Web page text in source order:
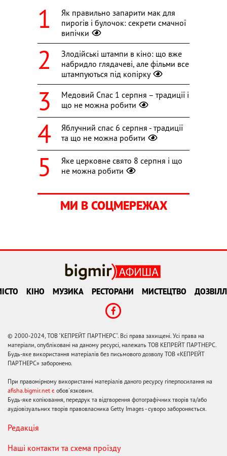
Як правильно запарити мак для
пирогів і булочок: секрети смачної
випічки
Злодійські штампи в кіно: що вже
набридло глядачеві, але фільми все
штампуються під копірку
Медовий Спас 1 серпня – традиції і
що не можна робити
Яблучний спас 6 серпня - традиції
та що не можна робити
Яке церковне свято 8 серпня і що
не можна робити
МИ В СОЦМЕРЕЖАХ
КІНО МУЗИКА РЕСТОРАНИ МИСТЕЦТВО
© 2000-2024, ТОВ "КЕПРЕЙТ ПАРТНЕРС". Всі права захищені. Усі права на
матеріали, опубліковані на даному ресурсі, належать ТОВ КЕПРЕЙТ ПАРТНЕРС.
Будь-яке використання матеріалів без письмового дозволу ТОВ «КЕПРЕЙТ
ПАРТНЕРС» заборонено.
При правомірному використанні матеріалів даного ресурсу гіперпосилання на
afisha.bigmir.net є обов'язковим.
Будь-яке копіювання, передрук та відтворення фотографічних творів та/або
аудіовізуальних творів правовласника Getty Images - суворо забороняється.
Редакція
Наші контакти та схема проїзду